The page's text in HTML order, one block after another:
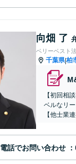
向畑 了
ベリーベスト
千葉県|柏
【初回相
ベルなリ
【他士業
電話でお問い合わせ